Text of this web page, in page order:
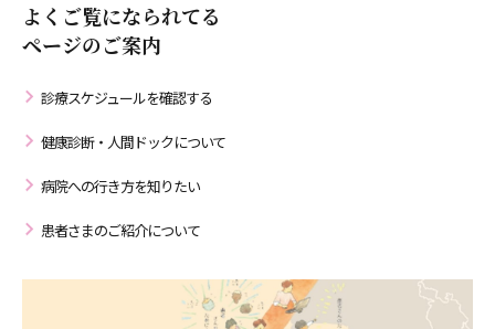
よくご覧になられてる
ページのご案内
診療スケジュールを確認する
健康診断・人間ドックについて
病院への行き方を知りたい
患者さまのご紹介について